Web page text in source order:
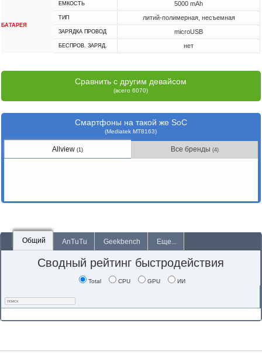
БАТАРЕЯ
ЕМКОСТЬ 5000 mAh
ТИП литий-полимерная, несъемная
ЗАРЯДКА ПРОВОД microUSB
БЕСПРОВ. ЗАРЯД. нет
Сравнить с другим девайсом
(всего 6070)
Смартфоны на такой же SoC
(Mediatek MT8163)
Allview(1) Все бренды (4)
Общий AnTuTu Geekbench Еще...
Сводный рейтинг быстродействия
Total CPU GPU ИИ